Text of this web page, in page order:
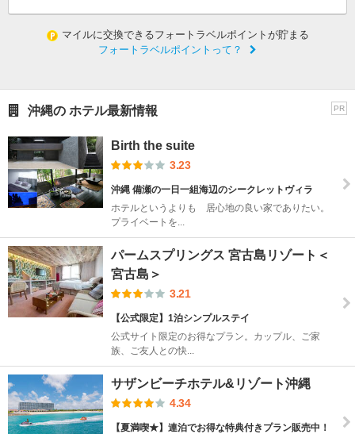
マイルに交換できるフォートラベルポイントが貯まる
フォートラベルポイントって？
PR
沖縄の ホテル最新情報
Birth the suite
3.23
沖縄 備瀬の一日一組海辺のシークレットヴィラ
ホテルというよりも 居心地の良い家でありたい。
プライベートを...
パームスプリングス 宮古島リゾート＜
宮古島＞
3.21
【公式限定】1泊シンプルステイ
公式サイト限定のお得なプラン。カップル、ご家
族、ご友人との快...
サザンビーチホテル&リゾート沖縄
4.34
【夏満喫★】連泊でお得な特典付きプラン販売中！